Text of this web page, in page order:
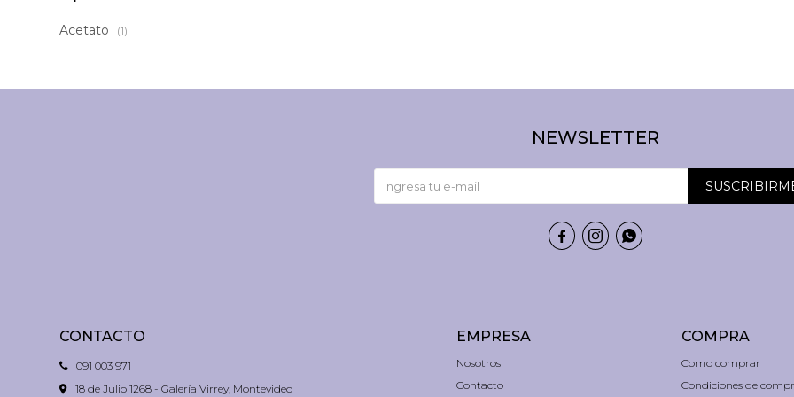
Acetato (1)
CONTACTO
091 003 971
18 de Julio 1268 - Galería Virrey, Montevideo
EMPRESA
Nosotros
Contacto
COMPRA
Como comprar
Condiciones de
NEWSLETTER
  